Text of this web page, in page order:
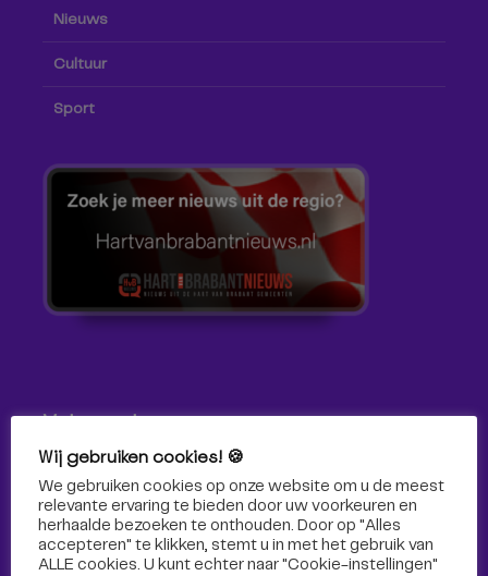
Nieuws
Cultuur
Sport
Volg ons!
Volg Omroep Tilburg niet alleen hier, maar ook via social
media!
Wij gebruiken cookies! 🍪
We gebruiken cookies op onze website om u de meest
relevante ervaring te bieden door uw voorkeuren en
herhaalde bezoeken te onthouden. Door op "Alles
accepteren" te klikken, stemt u in met het gebruik van
ALLE cookies. U kunt echter naar "Cookie-instellingen"